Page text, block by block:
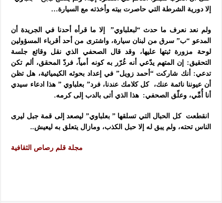
إلا دورية الشرطة التي حاصرت بيته وأخذته مع السيارة…
ولم نعد نعرف ما حدث “لبعلباوي” إلا ما قرأه أحدنا في الجريدة أن
المدعو “ب” سرق من لبنان سيارة، واشترى من أحد أقرباء المسؤولين
لوحة مزورة ثبتها عليها، وقد قال الصحفي الذي نقل وقائع جلسة
التحقيق: إن المتهم يدّعي أنه غُرّر به كونه أمياً، فردّ المحقق، ألم تكن
تدعي: أنك شاركت “أحمد زويل” في إعداد بحوثه الكيميائية، هل تظن
أن عيوننا نائمة عنك، كل كلامك عندنا، فرد” بعلباوي ” هذا ادعاء سيدي
أنا أُمِّي، وعلّق الصحفي: هذا الذي أتى بالدب إلى كرمه.
انقطعت كل الحبال التي تسلقها ” بعلباوي” ليصعد إلى قمة جبل ليرى
الناس تحته، ولم يبق له إلا حبل الكذب، ومازال يتعلق به ليعيش..
مجلة قلم رصاص الثقافية